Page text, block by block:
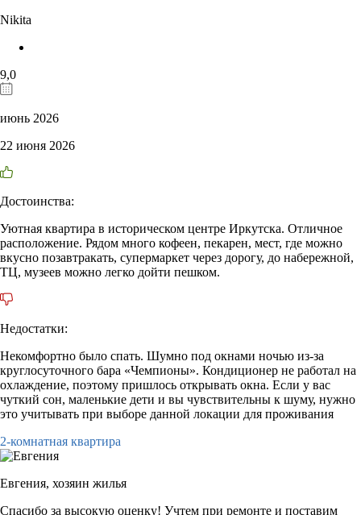
Nikita
9,0
июнь 2026
22 июня 2026
Достоинства:
Уютная квартира в историческом центре Иркутска. Отличное
расположение. Рядом много кофеен, пекарен, мест, где можно
вкусно позавтракать, супермаркет через дорогу, до набережной,
ТЦ, музеев можно легко дойти пешком.
Недостатки:
Некомфортно было спать. Шумно под окнами ночью из-за
круглосуточного бара «Чемпионы». Кондиционер не работал на
охлаждение, поэтому пришлось открывать окна. Если у вас
чуткий сон, маленькие дети и вы чувствительны к шуму, нужно
это учитывать при выборе данной локации для проживания
2-комнатная квартира
Евгения, хозяин жилья
Спасибо за высокую оценку! Учтем при ремонте и поставим